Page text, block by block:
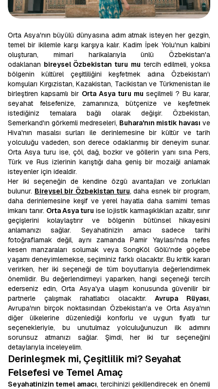
Orta Asya'nın büyülü dünyasına adım atmak isteyen her gezgin,
temel bir ikilemle karşı karşıya kalır. Kadim İpek Yolu'nun kalbini
oluşturan, mimari harikalarıyla ünlü Özbekistan'a
odaklanan bireysel Özbekistan turu mu tercih edilmeli, yoksa
bölgenin kültürel çeşitliliğini keşfetmek adına Özbekistan'ı
komşuları Kırgızistan, Kazakistan, Tacikistan ve Türkmenistan ile
birleştiren kapsamlı bir Orta Asya turu museçilmeli ? Bu karar,
seyahat felsefenize, zamanınıza, bütçenize ve keşfetmek
istediğiniz temalara bağlı olarak değişir. Özbekistan,
Semerkand'ın görkemli medreseleri, Buhara'nın mistik havası ve
Hiva'nın masalsı surları ile derinlemesine bir kültür ve tarih
yolculuğu vadeden, son derece odaklanmış bir deneyim sunar.
Orta Asya turu ise, çöl, dağ, bozkır ve göllerin yanı sına Pers,
Türk ve Rus izlerinin karıştığı daha geniş bir mozaiği anlamak
isteyenler için idealdir.
Her iki seçeneğin de kendine özgü avantajları ve zorlukları
bulunur. Bireysel bir Özbekistan turu, daha esnek bir program,
daha derinlemesine keşif ve yerel hayatla daha samimi temas
imkanı tanır. Orta Asya turu ise lojistik karmaşıklıkları azaltır, sınır
geçişlerini kolaylaştırır ve bölgenin bütünsel hikayesini
anlamanızı sağlar. Seyahatinizin amacı sadece tarihi
fotoğraflamak değil, aynı zamanda Pamir Yaylası'nda nefes
kesen manzaraları solumak veya SongKöl Gölü'nde göçebe
yaşamı deneyimlemekse, seçiminiz farklı olacaktır. Bu kritik kararı
verirken, her iki seçeneği de tüm boyutlarıyla değerlendirmek
önemlidir. Bu değerlendirmeyi yaparken, hangi seçeneği tercih
ederseniz edin, Orta Asya'ya ulaşım konusunda güvenilir bir
partnerle çalışmak rahatlatıcı olacaktır.Avrupa Rüyası,
Avrupa'nın birçok noktasından Özbekistan'a ve Orta Asya'nın
diğer ülkelerine düzenlediği konforlu ve uygun fiyatlı tur
seçenekleriyle, bu unutulmaz yolculuğunuzun ilk adımını
sorunsuz atmanızı sağlar. Şimdi, her iki tur seçeneğini
detaylarıyla inceleyelim.
Derinleşmek mi, Çeşitlilik mi? Seyahat
Felsefesi ve Temel Amaç
Seyahatinizin temel amacı, tercihinizi şekillendirecek en önemli